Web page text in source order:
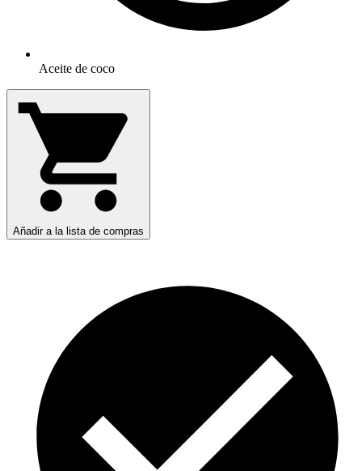
Aceite de coco
Añadir a la lista de compras